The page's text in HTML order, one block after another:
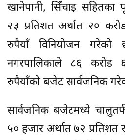
खानेपानी, सिँचाइ सहितका
२३ प्रतिशत अर्थात २०
रुपैयाँ विनियोजन
नगरपालिकाले ८६
रुपैयाँको बजेट सार्वजनिक
सार्वजनिक बजेटमध्ये
५० हजार अर्थात ७२ प्रतिशत